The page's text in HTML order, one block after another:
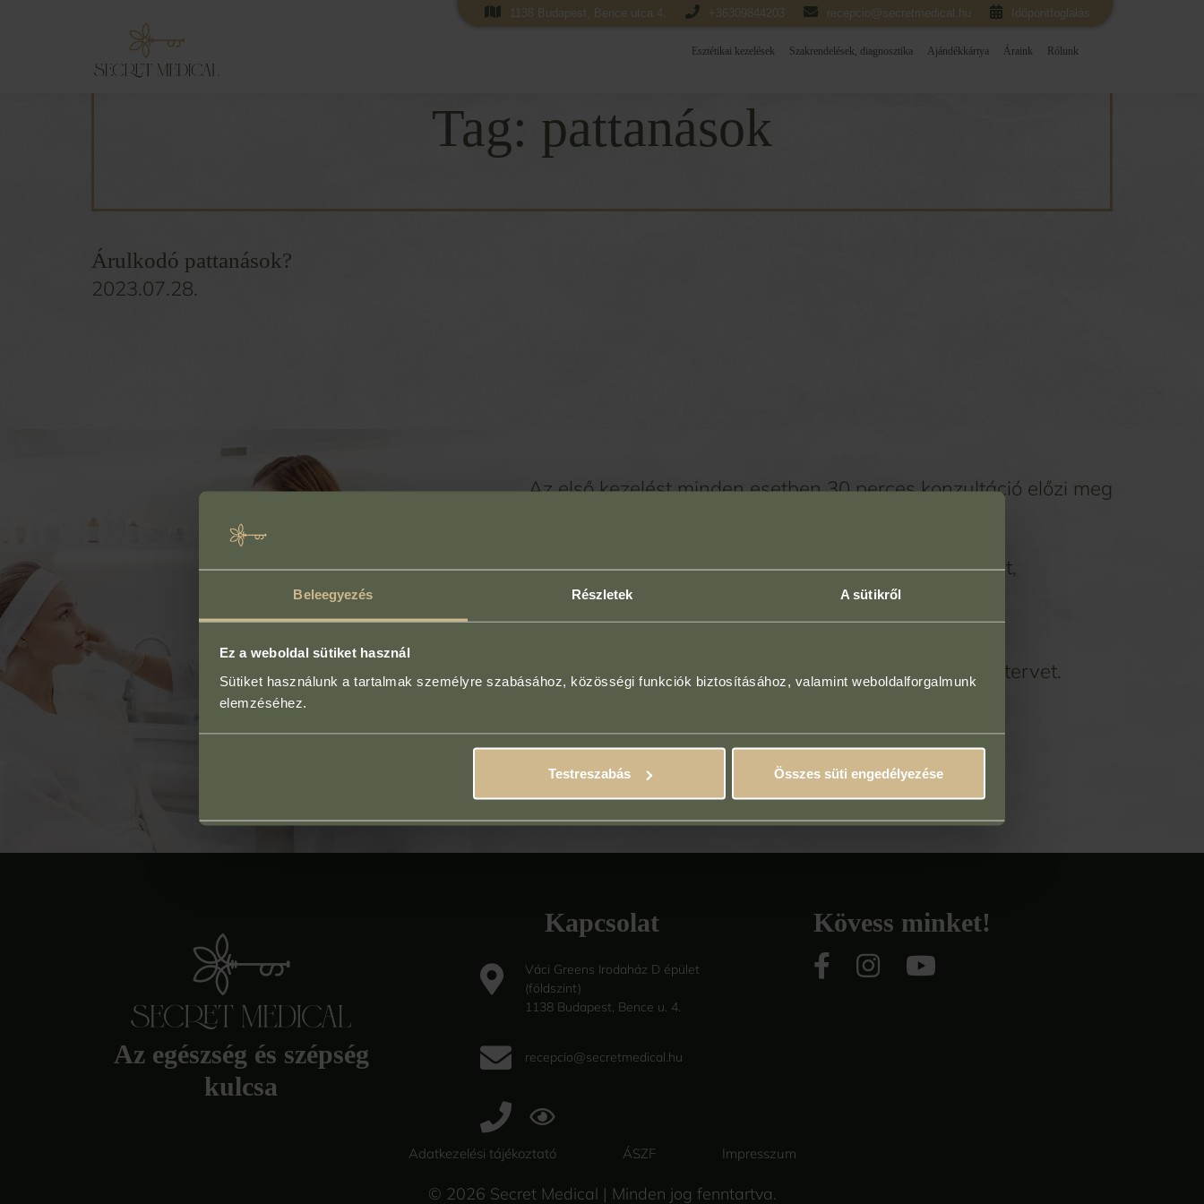
Beleegyezés Részletek A sütikről
Ez a weboldal sütiket használ
Sütiket használunk a tartalmak személyre szabásához, közösségi funkciók biztosításához, valamint weboldalforgalmunk
elemzéséhez.
Testreszabás Összes süti engedélyezése
Esztétikai kezelések Szakrendelések, diagnosztika Ajándékkártya Áraink Rólunk
1138 Budapest, Bence utca 4. +36309844203 recepcio@secretmedical.hu Időpontfoglalás
Tag: pattanások
Árulkodó pattanások?
2023.07.28.
Az első kezelést minden esetben 30 perces konzultáció előzi meg
megbeszéljük az elképzeléseidet és céljaidat,
felvesszük az anamnézist,
és összeállítjuk a számodra ideális kezelési tervet.
Az egészség és szépség
kulcsa
Kapcsolat
Váci Greens Irodaház D épület
(földszint)
1138 Budapest, Bence u. 4.
recepcio@secretmedical.hu
Kövess minket!
Adatkezelési tájékoztató ÁSZF Impresszum
© 2026 Secret Medical | Minden jog fenntartva.